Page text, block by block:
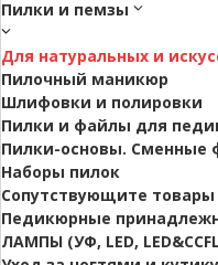
Пилки и пемзы
Для натуральных и
Пилочный маникюр
Шлифовки и полировки
Пилки и файлы для
Пилки-основы. Сменные
Наборы пилок
Сопутствующите товары
Педикюрные
ЛАМПЫ (УФ, LED,